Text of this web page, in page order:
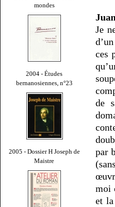
mondes
2004 - Études
bernanosiennes, n°23
2005 - Dossier H Joseph de
Maistre
Je
ces
de
par
moi
et la